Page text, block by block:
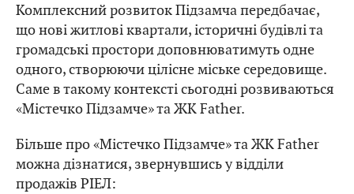
Комплексний розвиток Підзамча передбачає,
що нові житлові квартали, історичні будівлі та
громадські простори доповнюватимуть одне
одного, створюючи цілісне міське середовище.
Саме в такому контексті сьогодні розвиваються
«Містечко Підзамче» та ЖК Father.
Більше про «Містечко Підзамче» та ЖК Father
можна дізнатися, звернувшись у відділи
продажів РІЕЛ: